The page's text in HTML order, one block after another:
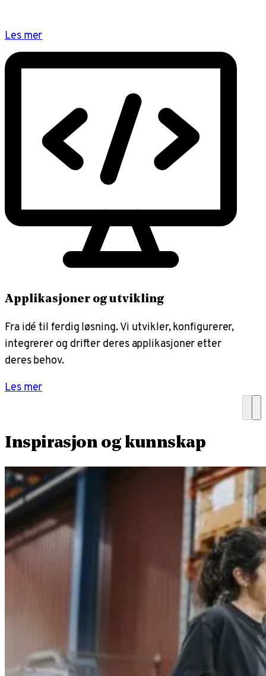
Les mer
Applikasjoner og utvikling
Fra idé til ferdig løsning. Vi utvikler, konfigurerer,
integrerer og drifter deres applikasjoner etter
deres behov.
Les mer
Inspirasjon og kunnskap